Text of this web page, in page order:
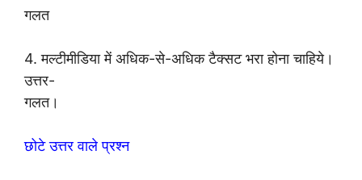
गलत
4. मल्टीमीडिया में अधिक-से-अधिक टैक्सट भरा होना चाहिये।
उत्तर-
गलत।
छोटे उत्तर वाले प्रश्न